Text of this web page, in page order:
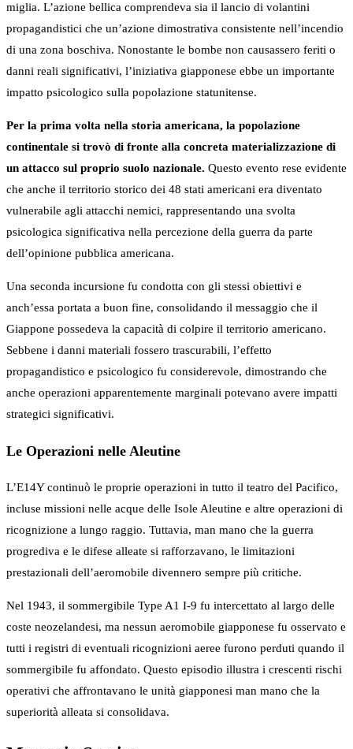
miglia. L’azione bellica comprendeva sia il lancio di volantini
propagandistici che un’azione dimostrativa consistente nell’incendio
di una zona boschiva. Nonostante le bombe non causassero feriti o
danni reali significativi, l’iniziativa giapponese ebbe un importante
impatto psicologico sulla popolazione statunitense.
Per la prima volta nella storia americana, la popolazione
continentale si trovò di fronte alla concreta materializzazione di
un attacco sul proprio suolo nazionale. Questo evento rese evidente
che anche il territorio storico dei 48 stati americani era diventato
vulnerabile agli attacchi nemici, rappresentando una svolta
psicologica significativa nella percezione della guerra da parte
dell’opinione pubblica americana.
Una seconda incursione fu condotta con gli stessi obiettivi e
anch’essa portata a buon fine, consolidando il messaggio che il
Giappone possedeva la capacità di colpire il territorio americano.
Sebbene i danni materiali fossero trascurabili, l’effetto
propagandistico e psicologico fu considerevole, dimostrando che
anche operazioni apparentemente marginali potevano avere impatti
strategici significativi.
Le Operazioni nelle Aleutine
L’E14Y continuò le proprie operazioni in tutto il teatro del Pacifico,
incluse missioni nelle acque delle Isole Aleutine e altre operazioni di
ricognizione a lungo raggio. Tuttavia, man mano che la guerra
progrediva e le difese alleate si rafforzavano, le limitazioni
prestazionali dell’aeromobile divennero sempre più critiche.
Nel 1943, il sommergibile Type A1 I-9 fu intercettato al largo delle
coste neozelandesi, ma nessun aeromobile giapponese fu osservato e
tutti i registri di eventuali ricognizioni aeree furono perduti quando il
sommergibile fu affondato. Questo episodio illustra i crescenti rischi
operativi che affrontavano le unità giapponesi man mano che la
superiorità alleata si consolidava.